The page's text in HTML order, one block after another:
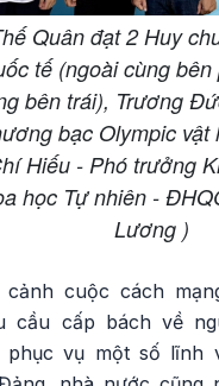
Quân đạt 2 Huy
tế (ngoài cùng
bên trái), Trương
bạc Olympic vật
Hiếu - Phó trưởng
học Tự nhiên -
Lương )
cuộc cách
cầu cấp bách về
phục vụ một số lĩnh